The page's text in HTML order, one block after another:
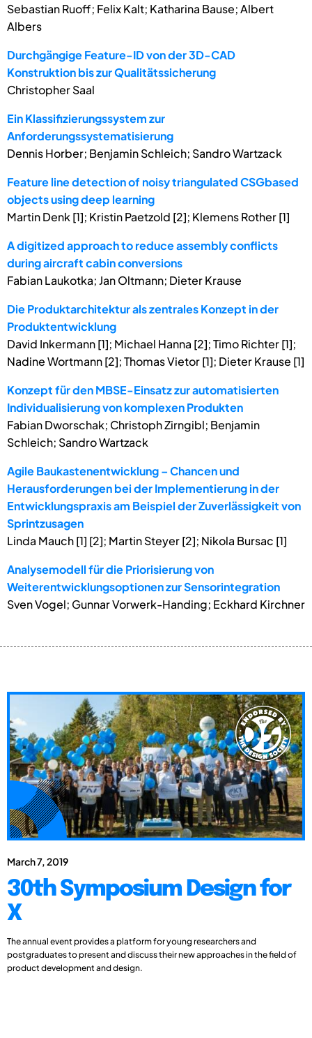
Sebastian Ruoff; Felix Kalt; Katharina Bause; Albert
Albers
Durchgängige Feature-ID von der 3D-CAD
Konstruktion bis zur Qualitätssicherung
Christopher Saal
Ein Klassifizierungssystem zur
Anforderungssystematisierung
Dennis Horber; Benjamin Schleich; Sandro Wartzack
Feature line detection of noisy triangulated CSGbased
objects using deep learning
Martin Denk [1]; Kristin Paetzold [2]; Klemens Rother [1]
A digitized approach to reduce assembly conflicts
during aircraft cabin conversions
Fabian Laukotka; Jan Oltmann; Dieter Krause
Die Produktarchitektur als zentrales Konzept in der
Produktentwicklung
David Inkermann [1]; Michael Hanna [2]; Timo Richter [1];
Nadine Wortmann [2]; Thomas Vietor [1]; Dieter Krause [1]
Konzept für den MBSE-Einsatz zur automatisierten
Individualisierung von komplexen Produkten
Fabian Dworschak; Christoph Zirngibl; Benjamin
Schleich; Sandro Wartzack
Agile Baukastenentwicklung – Chancen und
Herausforderungen bei der Implementierung in der
Entwicklungspraxis am Beispiel der Zuverlässigkeit von
Sprintzusagen
Linda Mauch [1] [2]; Martin Steyer [2]; Nikola Bursac [1]
Analysemodell für die Priorisierung von
Weiterentwicklungsoptionen zur Sensorintegration
Sven Vogel; Gunnar Vorwerk-Handing; Eckhard Kirchner
March 7, 2019
30th Symposium Design for
X
The annual event provides a platform for young researchers and
postgraduates to present and discuss their new approaches in the field of
product development and design.